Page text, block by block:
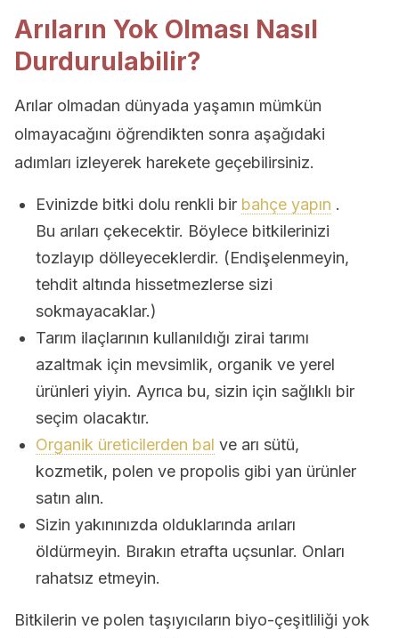
Arıların Yok Olması Nasıl
Durdurulabilir?
Arılar olmadan dünyada yaşamın mümkün
olmayacağını öğrendikten sonra aşağıdaki
adımları izleyerek harekete geçebilirsiniz.
Evinizde bitki dolu renkli bir bahçe yapın .
Bu arıları çekecektir. Böylece bitkilerinizi
tozlayıp dölleyeceklerdir. (Endişelenmeyin,
tehdit altında hissetmezlerse sizi
sokmayacaklar.)
Tarım ilaçlarının kullanıldığı zirai tarımı
azaltmak için mevsimlik, organik ve yerel
ürünleri yiyin. Ayrıca bu, sizin için sağlıklı bir
seçim olacaktır.
Organik üreticilerden bal ve arı sütü,
kozmetik, polen ve propolis gibi yan ürünler
satın alın.
Sizin yakınınızda olduklarında arıları
öldürmeyin. Bırakın etrafta uçsunlar. Onları
rahatsız etmeyin.
Bitkilerin ve polen taşıyıcıların biyo-çeşitliliği yok